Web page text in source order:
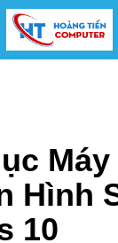
Hình
10